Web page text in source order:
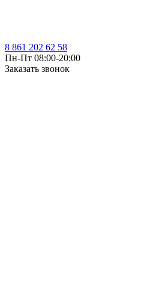
8 861 202 62 58
Пн-Пт 08:00-20:00
Заказать звонок